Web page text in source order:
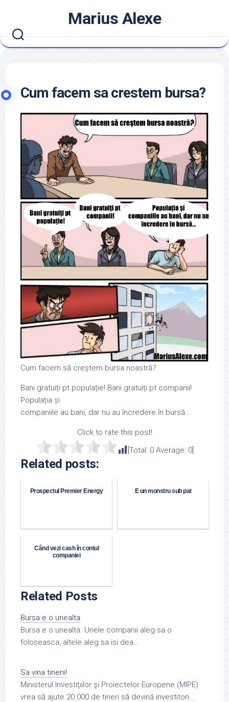
content
Marius Alexe
Cum facem sa crestem bursa?
Cum facem să creștem bursa noastră?
Bani gratuiți pt populație! Bani gratuiți pt companii!
Populația și
companiile au bani, dar nu au încredere în bursă…
Click to rate this post!
[Total: 0Average: 0]
Related posts:
Prospectul Premier Energy E un monstru sub pat
Când vezi cash în contul
companiei
Related Posts
Bursa e o unealta
Bursa e o unealta. Unele companii aleg sa o
foloseasca, altele aleg sa isi dea…
Sa vina tinerii!
Ministerul Investiţiilor şi Proiectelor Europene (MIPE)
vrea să ajute 20.000 de tineri să devină investitori…